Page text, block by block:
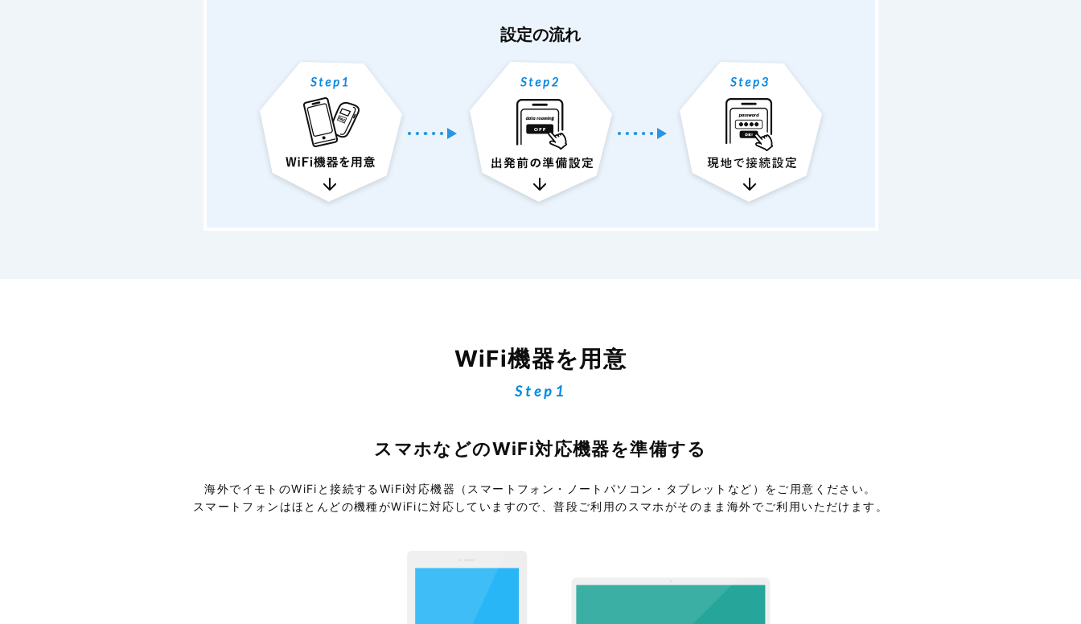
設定の流れ
WiFi機器を用意
Step1
スマホなどのWiFi対応機器を準備する
海外でイモトのWiFiと接続するWiFi対応機器（スマートフォン・ノートパソコン・タブレットなど）をご用意ください。
スマートフォンはほとんどの機種がWiFiに対応していますので、普段ご利用のスマホがそのまま海外でご利用いただけます。